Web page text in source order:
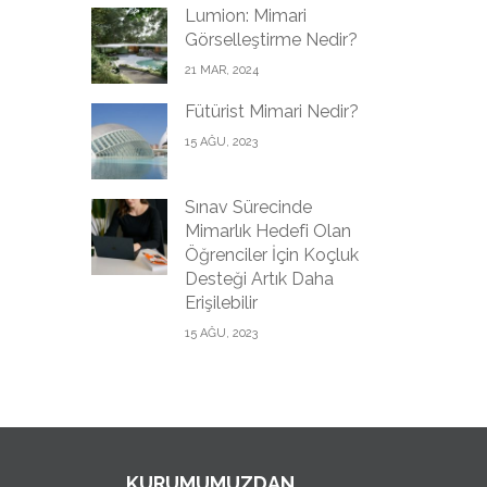
Lumion: Mimari
Görselleştirme Nedir?
21 MAR, 2024
Fütürist Mimari Nedir?
15 AĞU, 2023
Sınav Sürecinde
Mimarlık Hedefi Olan
Öğrenciler İçin Koçluk
Desteği Artık Daha
Erişilebilir
15 AĞU, 2023